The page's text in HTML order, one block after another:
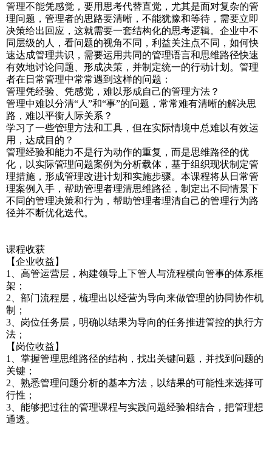
管理不能凭感觉，要用思考代替直觉，尤其是面对复杂的管
理问题，管理者的思路要清晰，不能犹豫和等待，需要立即
决策给出回应，这就需要一套结构化的思考逻辑。企业中不
同层级的人，看问题的视角不同，利益关注点不同，如何快
速达成管理共识，需要运用共同的管理语言和思维路径快速
有效地讨论问题、形成决策，并制定统一的行动计划。管理
者在日常管理中常常遇到这样的问题：
管理凭经验、凭感觉，难以形成自己的管理方法？
管理中难以分清“人”和“事”的问题，常常难有清晰的解决思
路，难以平衡人际关系？
学习了一些管理方法和工具，但在实际情境中总难以有效运
用，达成目的？
管理经验和能力不是行为动作的重复，而是思维路径的优
化，以实际管理问题案例为分析载体，基于组织现状制定管
理措施，形成管理改进计划和实施步骤。本课程将从日常管
理案例入手，帮助管理者理清思维路径，制定出不同情景下
不同的管理决策和行为，帮助管理者理清自己的管理行为路
径并不断优化迭代。
课程收获
【企业收益】
1、高管运营层，构建领导上下管人与流程横向管事的体系框
架；
2、部门流程层，梳理出以经营为导向来做管理的协同协作机
制；
3、岗位任务层，明确以结果为导向的任务推进管控的执行方
法；
【岗位收益】
1、掌握管理思维路径的结构，找出关键问题，并找到问题的
关键；
2、熟悉管理问题分析的基本方法，以结果的可能性来选择可
行性；
3、能够把过往的管理课程与实践问题经验相结合，把管理想
通透。